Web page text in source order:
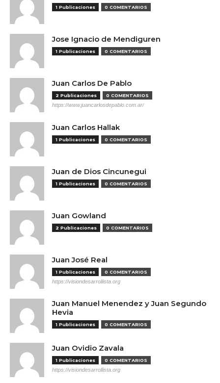
1 Publicaciones 0 COMENTARIOS
Jose Ignacio de Mendiguren
1 Publicaciones 0 COMENTARIOS
Juan Carlos De Pablo
2 Publicaciones 0 COMENTARIOS
https://www.juancarlosdepablo.com.ar/
Juan Carlos Hallak
1 Publicaciones 0 COMENTARIOS
Juan de Dios Cincunegui
1 Publicaciones 0 COMENTARIOS
Juan Gowland
2 Publicaciones 0 COMENTARIOS
Juan José Real
1 Publicaciones 0 COMENTARIOS
https://visiondesarrollista.org
Juan Manuel Menendez y Juan Segundo
Hevia
1 Publicaciones 0 COMENTARIOS
Juan Ovidio Zavala
1 Publicaciones 0 COMENTARIOS
https://visiondesarrollista.org